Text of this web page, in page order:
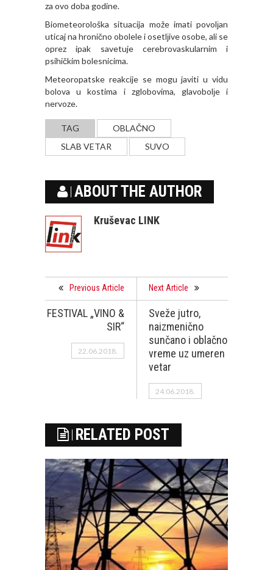
za ovo doba godine.
Biometeorološka situacija može imati povolјan
uticaj na hronično obolele i osetlјive osobe, ali se
oprez ipak savetuje cerebrovaskularnim i
psihičkim bolesnicima.
Meteoropatske reakcije se mogu javiti u vidu
bolova u kostima i zglobovima, glavobolјe i
nervoze.
TAG
OBLAČNO
SLAB VETAR
SUVO
ABOUT THE AUTHOR
Kruševac LINK
Previous Article
FESTIVAL „VINO &
SIR“
22.06.2018.
Next Article
Sveže jutro,
naizmenično
sunčano i oblačno
vreme uz umeren
vetar
24.06.2018.
RELATED POST